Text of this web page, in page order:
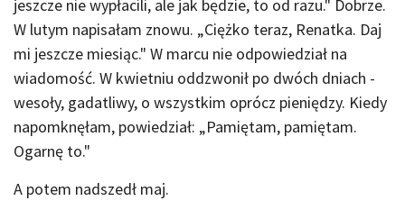
jeszcze nie wypłacili, ale jak będzie, to od razu." Dobrze.
W lutym napisałam znowu. „Ciężko teraz, Renatka. Daj
mi jeszcze miesiąc." W marcu nie odpowiedział na
wiadomość. W kwietniu oddzwonił po dwóch dniach -
wesoły, gadatliwy, o wszystkim oprócz pieniędzy. Kiedy
napomknęłam, powiedział: „Pamiętam, pamiętam.
Ogarnę to."
A potem nadszedł maj.